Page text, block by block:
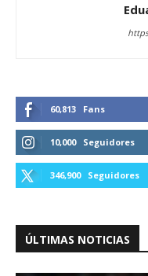
60,813 Fans
10,000 Seguidores
346,900 Seguidores
ÚLTIMAS NOTICIAS